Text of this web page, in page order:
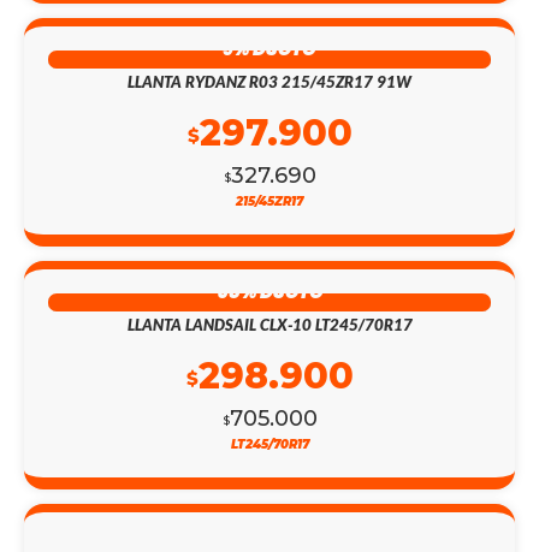
9% DSCTO
LLANTA RYDANZ R03 215/45ZR17 91W
$327.690
$297.900
215/45ZR17
58% DSCTO
LLANTA LANDSAIL CLX-10 LT245/70R17
$705.000
$298.900
LT245/70R17